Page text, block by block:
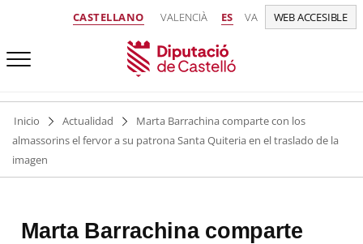
CASTELLANO VALENCIÀ ES VA WEB ACCESIBLE
Inicio Actualidad
Marta Barrachina comparte con los
almassorins el fervor a su patrona Santa Quiteria en el traslado de la
imagen
Marta Barrachina comparte